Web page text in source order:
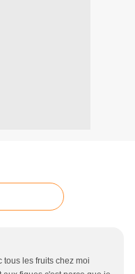
tous les fruits chez moi